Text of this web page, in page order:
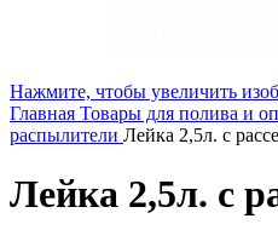
Нажмите, чтобы увеличить
Главная Товары для полива и
распылители Лейка 2,5л. с
Лейка 2,5л. с